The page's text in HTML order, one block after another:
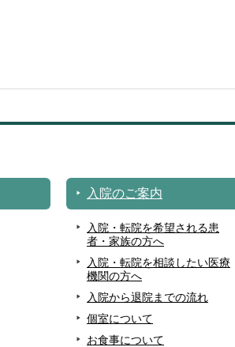
入院のご案内
入院・転院を希望される患
者・家族の方へ
入院・転院を相談したい医療
機関の方へ
入院から退院までの流れ
個室について
お食事について